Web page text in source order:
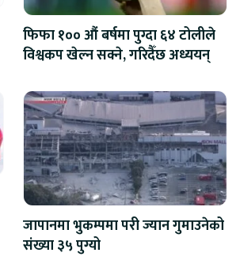
फिफा १०० औं बर्षमा पुग्दा ६४ टोलीले
विश्वकप खेल्न सक्ने, गरिदैँछ अध्ययन्
जापानमा भुकम्पमा परी ज्यान गुमाउनेको
संख्या ३५ पुग्यो